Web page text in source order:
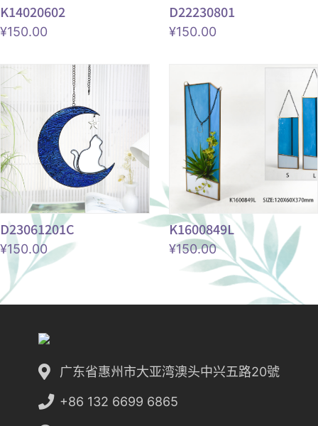
K14020602
¥150.00
D22230801
¥150.00
D23061201C
¥150.00
K1600849L
¥150.00
广东省惠州市大亚湾澳头中兴五路20號
+86 132 6699 6865